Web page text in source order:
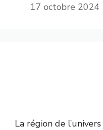
17 octobre 2024
La région de